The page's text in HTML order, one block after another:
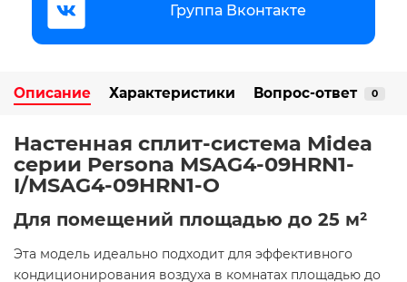
Группа Вконтакте
Описание Характеристики Вопрос-ответ 0
Настенная сплит-система Midea
серии Persona MSAG4-09HRN1-
I/MSAG4-09HRN1-O
Для помещений площадью до 25 м²
Эта модель идеально подходит для эффективного
кондиционирования воздуха в комнатах площадью до